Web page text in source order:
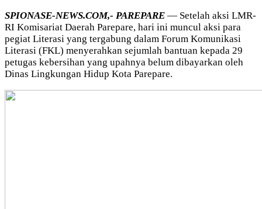
SPIONASE-NEWS.COM,- PAREPARE — Setelah aksi LMR-
RI Komisariat Daerah Parepare, hari ini muncul aksi para
pegiat Literasi yang tergabung dalam Forum Komunikasi
Literasi (FKL) menyerahkan sejumlah bantuan kepada 29
petugas kebersihan yang upahnya belum dibayarkan oleh
Dinas Lingkungan Hidup Kota Parepare.